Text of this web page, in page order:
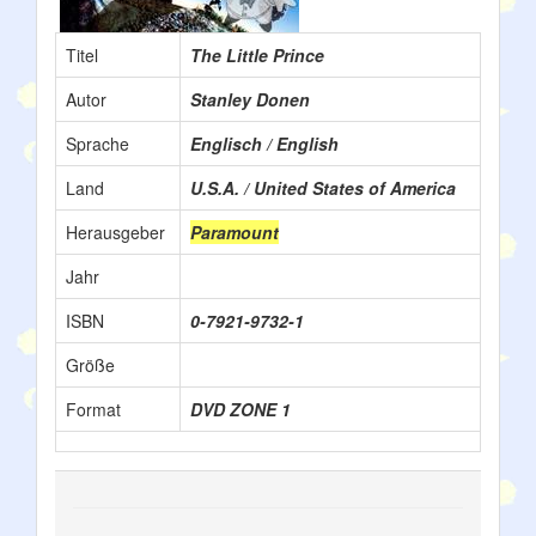
Titel
The Little Prince
Autor
Stanley Donen
Sprache
Englisch / English
Land
U.S.A. / United States of America
Herausgeber
Paramount
Jahr
ISBN
0-7921-9732-1
Größe
Format
DVD ZONE 1